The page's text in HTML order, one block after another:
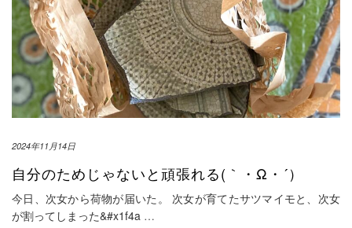
2024年11月14日
自分のためじゃないと頑張れる(｀・Ω・´）
今日、次女から荷物が届いた。 次女が育てたサツマイモと、次女
が割ってしまった&#x1f4a …